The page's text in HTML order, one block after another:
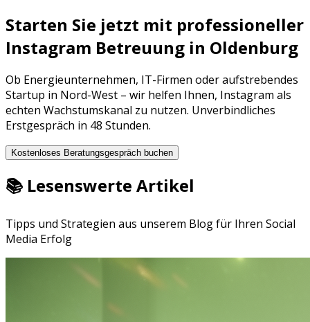
Starten Sie jetzt mit professioneller
Instagram Betreuung in Oldenburg
Ob Energieunternehmen, IT-Firmen oder aufstrebendes
Startup in Nord-West – wir helfen Ihnen, Instagram als
echten Wachstumskanal zu nutzen. Unverbindliches
Erstgespräch in 48 Stunden.
Kostenloses Beratungsgespräch buchen
📚 Lesenswerte Artikel
Tipps und Strategien aus unserem Blog für Ihren Social
Media Erfolg